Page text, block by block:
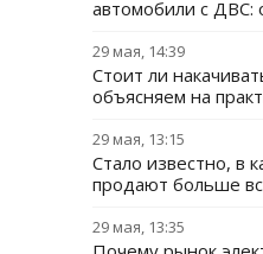
автомобили с ДВС:
29 мая, 14:39
Стоит ли
объясняем на
29 мая, 13:15
Стало известно, в
продают больше
29 мая, 13:35